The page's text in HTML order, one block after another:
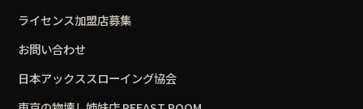
ライセンス加盟店募集
お問い合わせ
日本アックススローイング協会